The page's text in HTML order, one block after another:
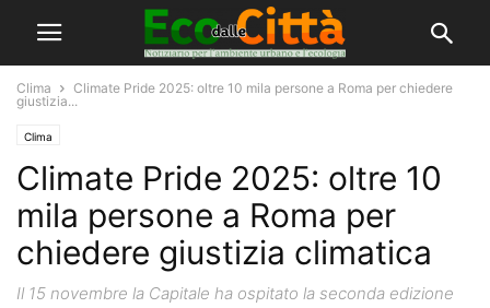
Clima
Climate Pride 2025: oltre 10 mila persone a Roma per chiedere
giustizia...
Clima
Climate Pride 2025: oltre 10
mila persone a Roma per
chiedere giustizia climatica
Il 15 novembre la Capitale ha ospitato la seconda edizione